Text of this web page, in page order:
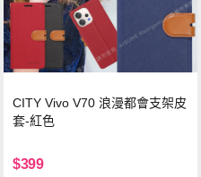
CITY Vivo V70 浪漫都會支架皮
套-紅色
$399